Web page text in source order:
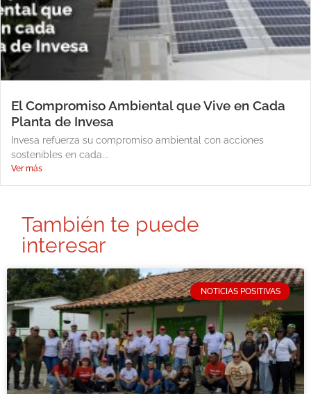
El Compromiso Ambiental que Vive en Cada
Planta de Invesa
Invesa refuerza su compromiso ambiental con acciones
sostenibles en cada...
Ver más
También te puede
interesar
NOTICIAS POSITIVAS